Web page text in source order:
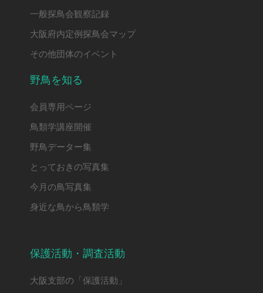
一般探鳥会観察記録
大阪府内定例探鳥会マップ
その他団体のイベント
野鳥を知る
会員専用ページ
鳥類学講座開催
野鳥データー集
とっておきの写真集
今月の鳥写真集
身近な鳥から鳥類学
保護活動・調査活動
大阪支部の「保護活動」